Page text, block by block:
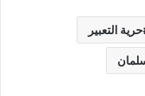
حرية التعبير